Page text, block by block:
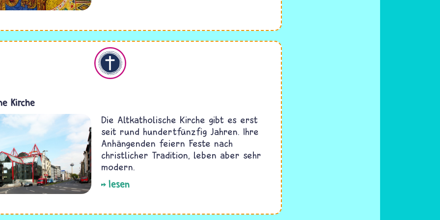
Kirche
Die Altkatholische Kirche gibt es erst
seit rund hundertfünzfig Jahren. Ihre
Anhängenden feiern Feste nach
christlicher Tradition, leben aber sehr
modern.
lesen